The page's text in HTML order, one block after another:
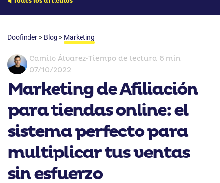
Doofinder > Blog > Marketing
Camilo Álvarez•Tiempo de lectura 6 min
07/10/2022
Marketing de Afiliación
para tiendas online: el
sistema perfecto para
multiplicar tus ventas
sin esfuerzo